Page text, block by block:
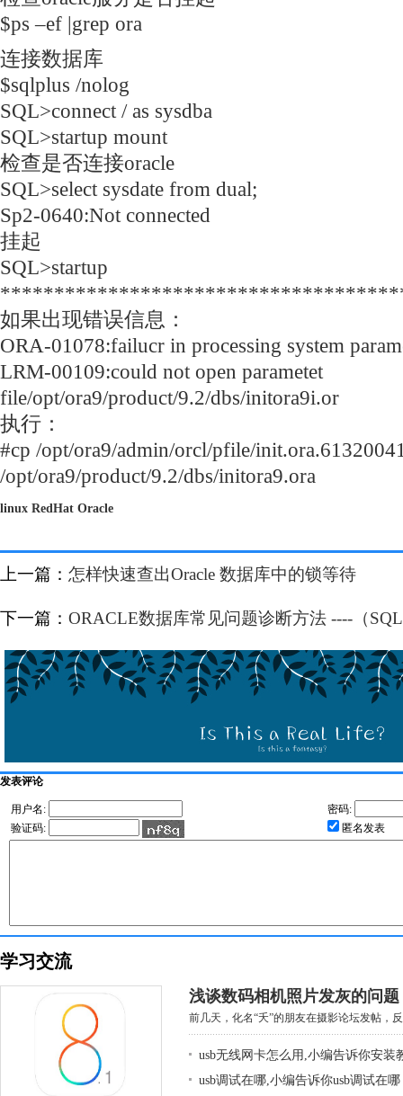
$ps –ef |grep ora
连接数据库
$sqlplus /nolog
SQL>connect / as sysdba
SQL>startup mount
检查是否连接oracle
SQL>select sysdate from dual;
Sp2-0640:Not connected
挂起
SQL>startup
如果出现错误信息：
ORA-01078:failucr in processing system
LRM-00109:could not open parametet
file/opt/ora9/product/9.2/dbs/initora9i.or
执行：
#cp /opt/ora9/admin/orcl/pfile/
/opt/ora9/product/9.2/dbs/initora9.ora
linux RedHat Oracle
上一篇： 怎样快速查出Oracle 数据库中的锁等待
下一篇： ORACLE数据库常见问题诊断方法 ----（
发表评论
用户名:
密码:
验证码:
匿名发表
学习交流
浅谈数码相机照片发灰的问题
前几天，化名“夭”的朋友在摄影论坛发帖，
usb无线网卡怎么用,小编告诉你安装
usb调试在哪,小编告诉你usb调试在哪